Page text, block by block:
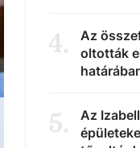
4.
Az
oltották
5.
Az